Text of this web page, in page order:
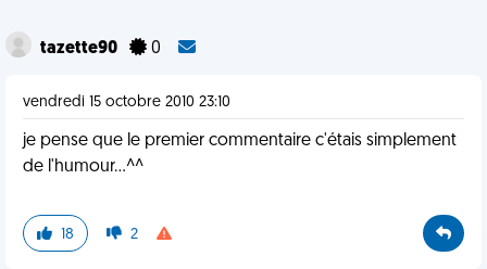
tazette90 0
vendredi 15 octobre 2010 23:10
je pense que le premier commentaire c'étais simplement
de l'humour...^^
18 2